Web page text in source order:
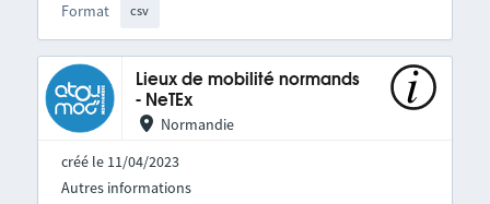
Format csv
Lieux de mobilité normands
- NeTEx
Normandie
créé le 11/04/2023
Autres informations